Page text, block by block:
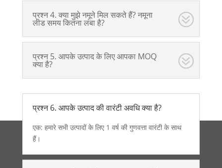
प्रश्न 4. क्या मुझे नमूने मिल सकते हैं? नमूना
लीड समय कितना लंबा है?
प्रश्न 5. आपके उत्पाद के लिए आपका MOQ
क्या है?
प्रश्न 6. आपके उत्पाद की वारंटी अवधि क्या है?
एक: हमारे सभी उत्पादों के लिए 1 वर्ष की गुणवत्ता वारंटी के साथ
हैं।